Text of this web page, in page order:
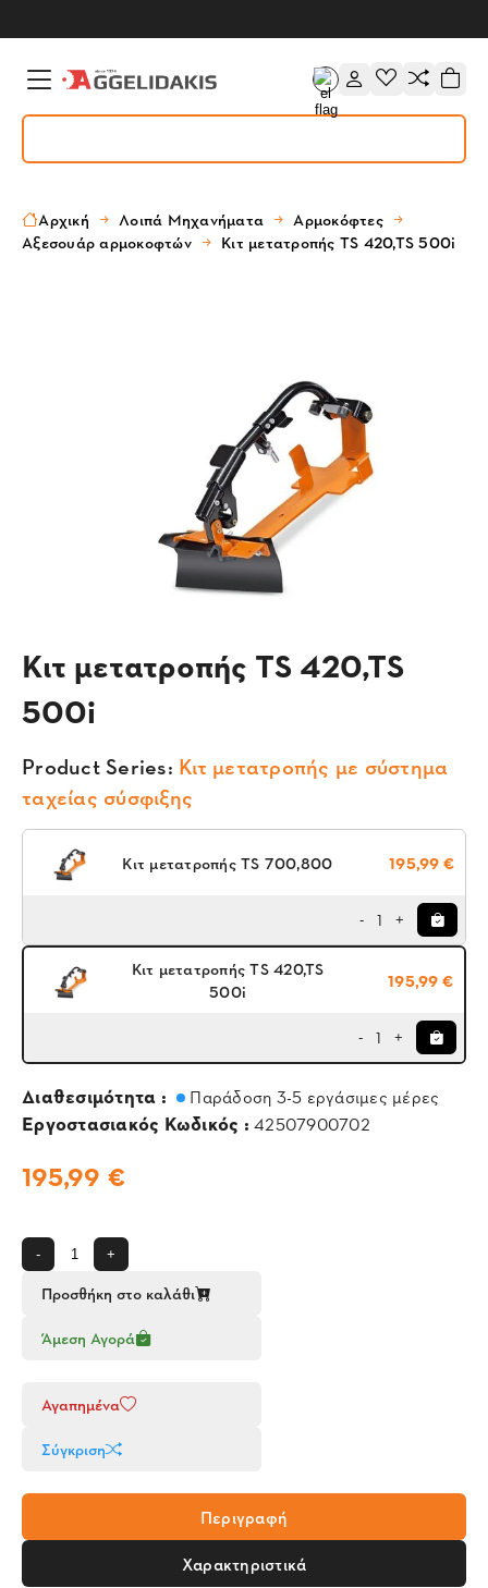
Αρχική Λοιπά Μηχανήματα
Αρμοκόφτες
Αξεσουάρ αρμοκοφτών
Κιτ μετατροπής TS 420,TS 500i
Κιτ μετατροπής TS 420,TS
500i
Product Series: Κιτ μετατροπής με σύστημα
ταχείας σύσφιξης
Κιτ μετατροπής TS 700,800 195,99 €
- 1 +
Κιτ μετατροπής TS 420,TS
500i
195,99 €
- 1 +
Διαθεσιμότητα : Παράδοση 3-5 εργάσιμες μέρες
Εργοστασιακός Κωδικός : 42507900702
195,99 €
- +
Προσθήκη στο καλάθι
Άμεση Αγορά
Αγαπημένα
Σύγκριση
Περιγραφή
Χαρακτηριστικά